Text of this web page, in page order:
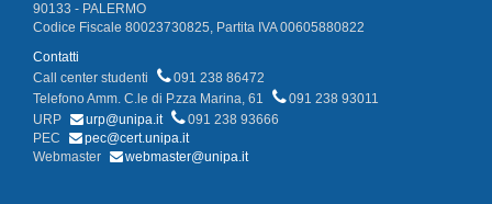
90133 - PALERMO
Codice Fiscale 80023730825, Partita IVA 00605880822
Contatti
Call center studenti
091 238 86472
Telefono Amm. C.le di P.zza Marina, 61
091 238 93011
URP
urp@unipa.it
091 238 93666
PEC
pec@cert.unipa.it
Webmaster
webmaster@unipa.it